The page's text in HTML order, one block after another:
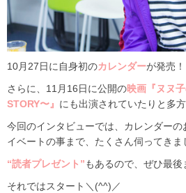
10月27日に自身初のカレンダーが発売！
さらに、11月16日に公開の映画『ヌヌ
STORY〜』 にも出演されていたりと多
今回のインタビューでは、カレンダー
イベートの事まで、たくさん伺ってき
“読者プレゼント”もあるので、ぜひ最
それではスタート＼(^^)／